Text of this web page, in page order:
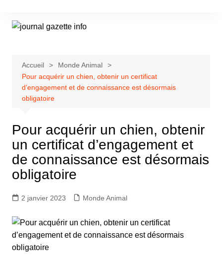
contenu
Accueil
Monde Animal
Pour acquérir un chien, obtenir un certificat
d’engagement et de connaissance est désormais
obligatoire
Pour acquérir un chien, obtenir
un certificat d’engagement et
de connaissance est désormais
obligatoire
2 janvier 2023 Monde Animal